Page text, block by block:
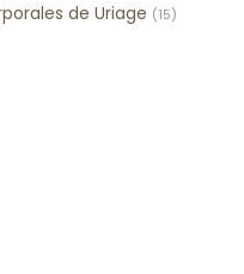
de Uriage (15)